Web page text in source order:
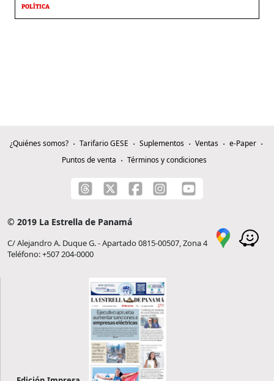
POLÍTICA
¿Quiénes somos? Tarifario GESE Suplementos Ventas
e-Paper
Puntos de venta
Términos y condiciones
© 2019 La Estrella de Panamá
C/ Alejandro A. Duque G. - Apartado 0815-00507, Zona 4
Teléfono: +507 204-0000